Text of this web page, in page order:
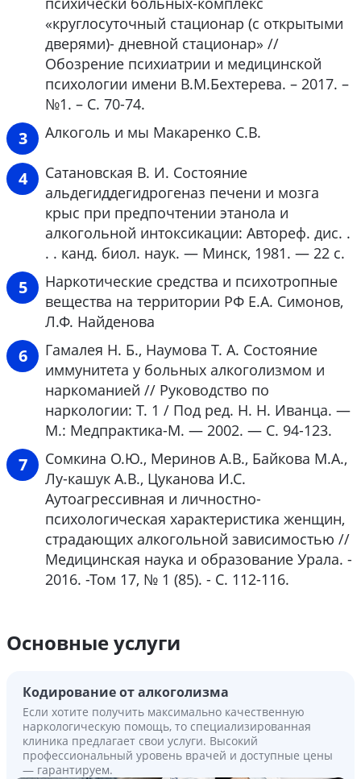
«круглосуточный стационар (с открытыми
дверями)- дневной стационар» //
Обозрение психиатрии и медицинской
психологии имени В.М.Бехтерева. – 2017. –
№1. – С. 70-74.
Алкоголь и мы Макаренко С.В.
Сатановская В. И. Состояние
альдегиддегидрогеназ печени и мозга
крыс при предпочтении этанола и
алкогольной интоксикации: Автореф. дис. .
. . канд. биол. наук. — Минск, 1981. — 22 с.
Наркотические средства и психотропные
вещества на территории РФ Е.А. Симонов,
Л.Ф. Найденова
Гамалея Н. Б., Наумова Т. А. Состояние
иммунитета у больных алкоголизмом и
наркоманией // Руководство по
наркологии: Т. 1 / Под ред. Н. Н. Иванца. —
М.: Медпрактика-М. — 2002. — С. 94-123.
Сомкина О.Ю., Меринов А.В., Байкова М.А.,
Лу-кашук А.В., Цуканова И.С.
Аутоагрессивная и личностно-
психологическая характеристика женщин,
страдающих алкогольной зависимостью //
Медицинская наука и образование Урала. -
2016. -Том 17, № 1 (85). - С. 112-116.
Основные услуги
Кодирование от алкоголизма
Если хотите получить максимально качественную
наркологическую помощь, то специализированная
клиника предлагает свои услуги. Высокий
профессиональный уровень врачей и доступные цены
— гарантируем.